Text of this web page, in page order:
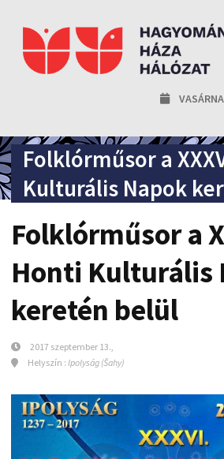
Folklórműsor a
Kulturális Napok
Folklórműsor a
Honti Kulturális
keretén belül
2017 szeptember 13.,
Helyszín : Ipolyság (Šahy)